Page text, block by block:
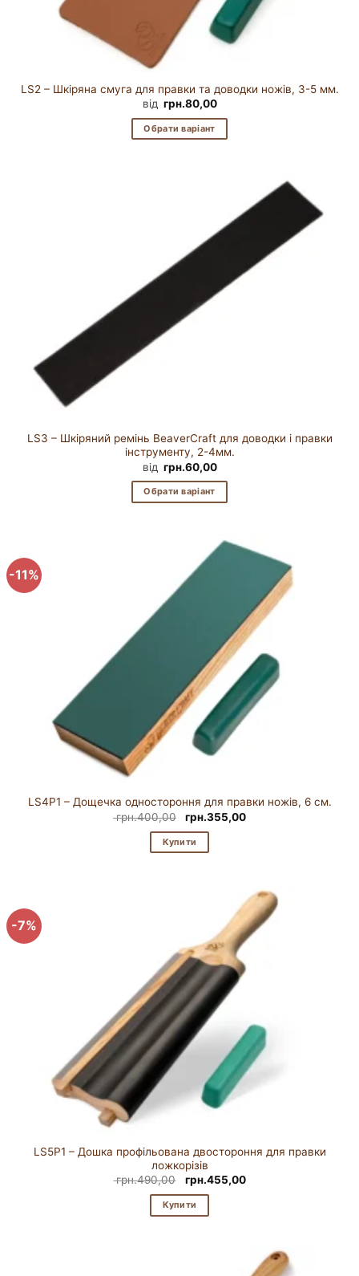
LS2 – Шкіряна смуга для правки та доводки ножів, 3-5 мм.
від грн.80,00
Обрати варіант
Параметри
можна
вибрати
сторінці
товару
LS3 – Шкіряний ремінь BeaverCraft для доводки і правки
інструменту, 2-4мм.
від грн.60,00
Обрати варіант
кілька
варіантів.
сторінці
товару
-11%
LS4P1 – Дощечка одностороння для правки ножів, 6 см.
грн.400,00
Оригінальна
ціна:
грн.400,00.
грн.355,00Поточна
Купити
-7%
LS5P1 – Дошка профільована двостороння для правки
ложкорізів
грн.490,00
Оригінальна
ціна:
грн.490,00.
грн.455,00Поточна
Купити